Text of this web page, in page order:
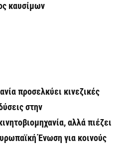
καυσίμων
προσελκύει κινεζικές
στην
αλλά πιέζει
Ένωση για κοινούς